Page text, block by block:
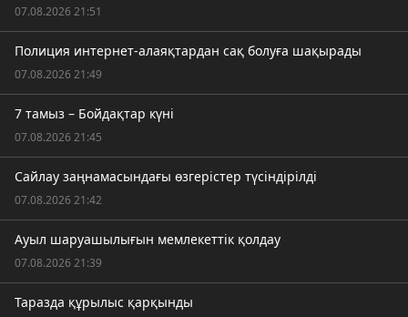
07.08.2026 21:51
Полиция интернет-алаяқтардан сақ болуға шақырады
07.08.2026 21:49
7 тамыз – Бойдақтар күні
07.08.2026 21:45
Сайлау заңнамасындағы өзгерістер түсіндірілді
07.08.2026 21:42
Ауыл шаруашылығын мемлекеттік қолдау
07.08.2026 21:39
Таразда құрылыс қарқынды